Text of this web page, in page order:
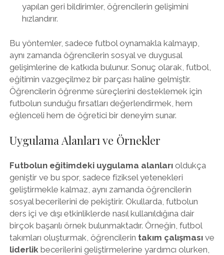
yapılan geri bildirimler, öğrencilerin gelişimini
hızlandırır.
Bu yöntemler, sadece futbol oynamakla kalmayıp,
aynı zamanda öğrencilerin sosyal ve duygusal
gelişimlerine de katkıda bulunur. Sonuç olarak, futbol,
eğitimin vazgeçilmez bir parçası haline gelmiştir.
Öğrencilerin öğrenme süreçlerini desteklemek için
futbolun sunduğu fırsatları değerlendirmek, hem
eğlenceli hem de öğretici bir deneyim sunar.
Uygulama Alanları ve Örnekler
Futbolun eğitimdeki uygulama alanlarıoldukça
geniştir ve bu spor, sadece fiziksel yetenekleri
geliştirmekle kalmaz, aynı zamanda öğrencilerin
sosyal becerilerini de pekiştirir. Okullarda, futbolun
ders içi ve dışı etkinliklerde nasıl kullanıldığına dair
birçok başarılı örnek bulunmaktadır. Örneğin, futbol
takımları oluşturmak, öğrencilerin takım çalışmasıve
liderlikbecerilerini geliştirmelerine yardımcı olurken,